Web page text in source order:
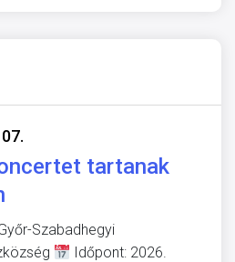
tartanak
Szabadhegyi
Időpont: 2026.